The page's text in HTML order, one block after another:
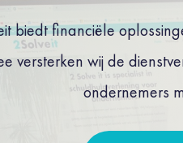
biedt financiële
versterken wij de
ondernemers